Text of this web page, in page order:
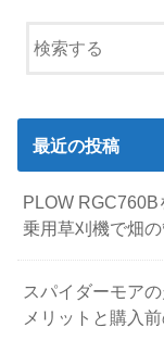
最近の投稿
PLOW
乗用草刈機で畑
スパイダーモア
メリットと購入